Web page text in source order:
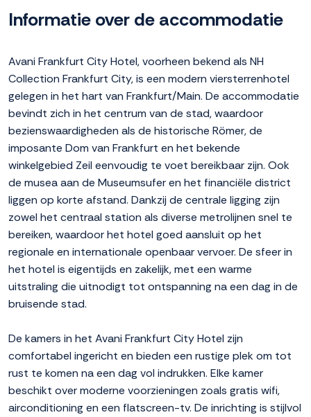
Informatie over de accommodatie
Avani Frankfurt City Hotel, voorheen bekend als NH
Collection Frankfurt City, is een modern viersterrenhotel
gelegen in het hart van Frankfurt/Main. De accommodatie
bevindt zich in het centrum van de stad, waardoor
bezienswaardigheden als de historische Römer, de
imposante Dom van Frankfurt en het bekende
winkelgebied Zeil eenvoudig te voet bereikbaar zijn. Ook
de musea aan de Museumsufer en het financiële district
liggen op korte afstand. Dankzij de centrale ligging zijn
zowel het centraal station als diverse metrolijnen snel te
bereiken, waardoor het hotel goed aansluit op het
regionale en internationale openbaar vervoer. De sfeer in
het hotel is eigentijds en zakelijk, met een warme
uitstraling die uitnodigt tot ontspanning na een dag in de
bruisende stad.
De kamers in het Avani Frankfurt City Hotel zijn
comfortabel ingericht en bieden een rustige plek om tot
rust te komen na een dag vol indrukken. Elke kamer
beschikt over moderne voorzieningen zoals gratis wifi,
airconditioning en een flatscreen-tv. De inrichting is stijlvol